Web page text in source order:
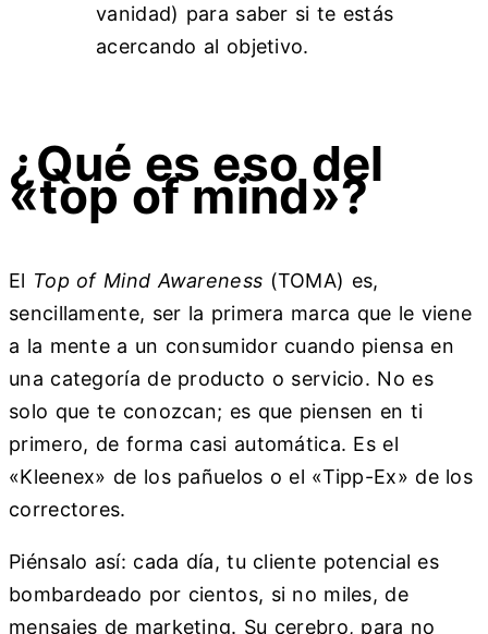
vanidad) para saber si te estás
acercando al objetivo.
¿Qué es eso del
«top of mind»?
El Top of Mind Awareness (TOMA) es,
sencillamente, ser la primera marca que le viene
a la mente a un consumidor cuando piensa en
una categoría de producto o servicio. No es
solo que te conozcan; es que piensen en ti
primero, de forma casi automática. Es el
«Kleenex» de los pañuelos o el «Tipp-Ex» de los
correctores.
Piénsalo así: cada día, tu cliente potencial es
bombardeado por cientos, si no miles, de
mensajes de marketing. Su cerebro, para no